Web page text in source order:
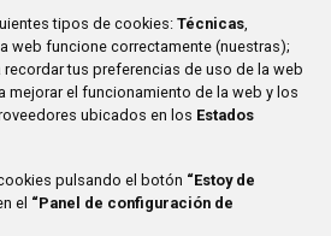
tipos de cookies: Técnicas,
web funcione correctamente (nuestras);
recordar tus preferencias de uso de la web
mejorar el funcionamiento de la web y los
ubicados en los Estados
pulsando el botón “Estoy de
el “Panel de configuración de
Constitución, 1
916 597 100
Aviso legal
Accesibilidad
Mapa web